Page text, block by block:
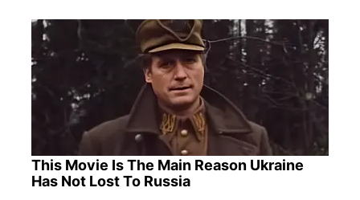
This Movie Is The Main Reason Ukraine
Has Not Lost To Russia